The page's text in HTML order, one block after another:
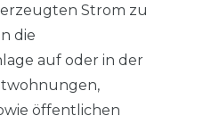
Strom zu
die
auf oder in der
öffentlichen